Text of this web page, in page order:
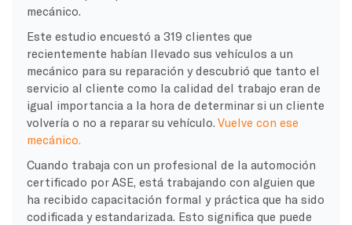
mecánico.
Este estudio encuestó a 319 clientes que
recientemente habían llevado sus vehículos a un
mecánico para su reparación y descubrió que tanto el
servicio al cliente como la calidad del trabajo eran de
igual importancia a la hora de determinar si un cliente
volvería o no a reparar su vehículo. Vuelve con ese
mecánico.
Cuando trabaja con un profesional de la automoción
certificado por ASE, está trabajando con alguien que
ha recibido capacitación formal y práctica que ha sido
codificada y estandarizada. Esto significa que puede